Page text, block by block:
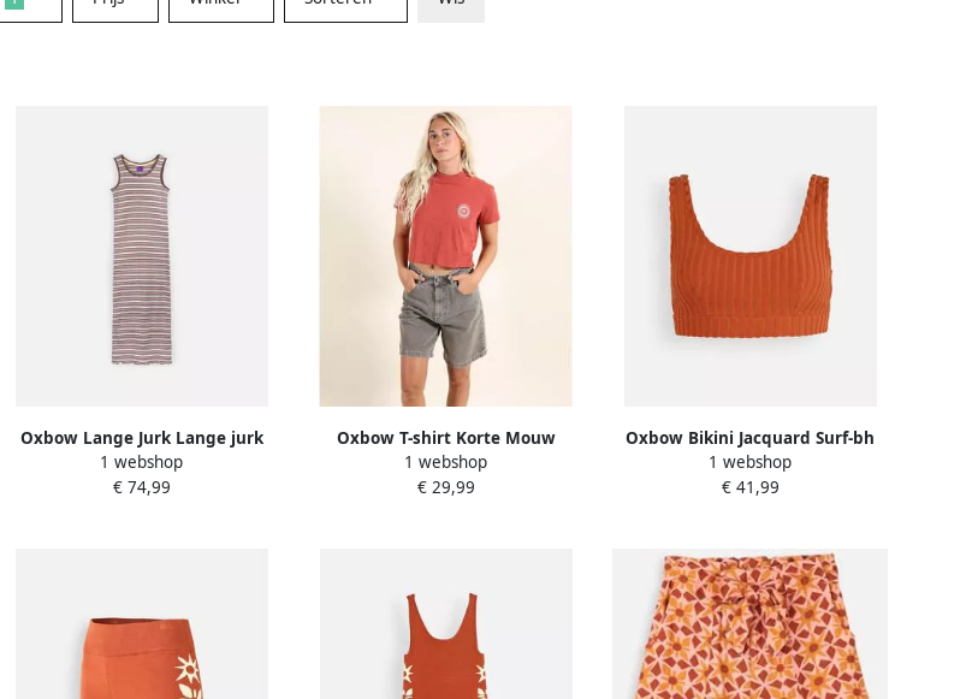
Oxbow Lange Jurk Lange jurk
BISTRIPES
1 webshop
€ 74,99
Oxbow T-shirt Korte Mouw
Croptop RADIATE
1 webshop
€ 29,99
Oxbow Bikini Jacquard Surf-bh
TIJUCA
1 webshop
€ 41,99